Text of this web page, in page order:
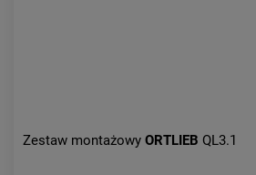
Zestaw montażowy ORTLIEB QL3.1